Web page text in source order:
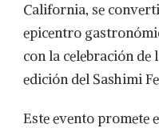
California, se
epicentro
con la celebración de
edición del Sashimi
Este evento promete